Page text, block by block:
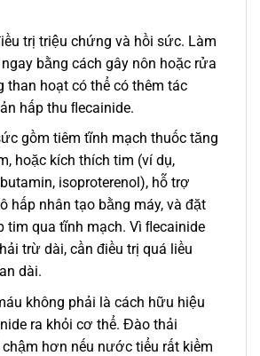
trị triệu chứng và hồi sức. Làm
bằng cách gây nôn hoặc rửa
than hoạt có thể có thêm tác
hấp thu ﬂecainide.
gồm tiêm tĩnh mạch thuốc tăng
hoặc kích thích tim (ví dụ,
isoproterenol), hỗ trợ
hấp nhân tạo bằng máy, và đặt
tim qua tĩnh mạch. Vì ﬂecainide
trừ dài, cần điều trị quá liều
dài.
không phải là cách hữu hiệu
ra khỏi cơ thể. Đào thải
chậm hơn nếu nước tiểu rất kiềm